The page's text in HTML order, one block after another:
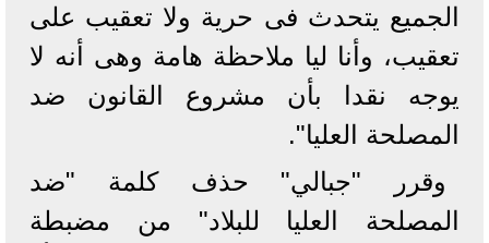
الجميع يتحدث فى حرية ولا تعقيب على
تعقيب، وأنا ليا ملاحظة هامة وهى أنه لا
يوجه نقدا بأن مشروع القانون ضد
المصلحة العليا".
وقرر "جبالي" حذف كلمة "ضد
المصلحة العليا للبلاد" من مضبطة